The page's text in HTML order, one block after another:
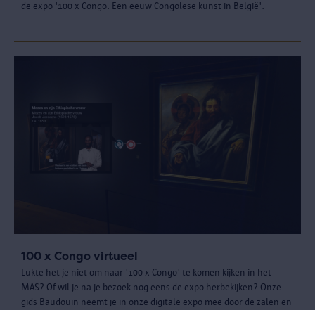
de expo '100 x Congo. Een eeuw Congolese kunst in België'.
100 x Congo virtueel
Lukte het je niet om naar '100 x Congo' te komen kijken in het
MAS? Of wil je na je bezoek nog eens de expo herbekijken? Onze
gids Baudouin neemt je in onze digitale expo mee door de zalen en